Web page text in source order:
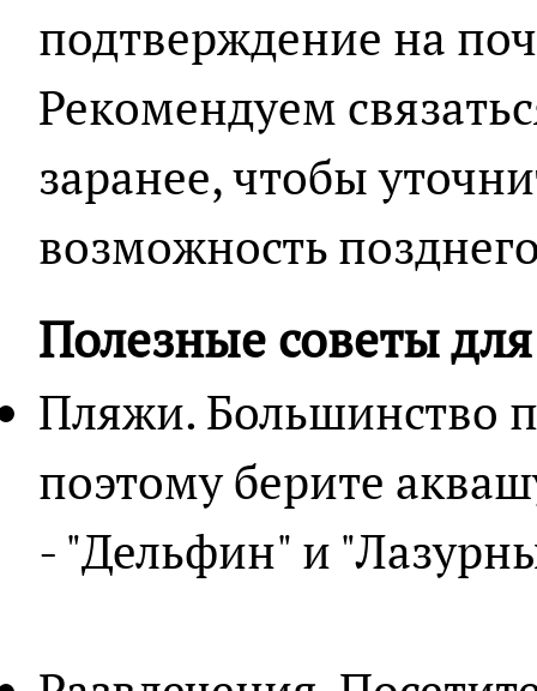
подтверждение на
Рекомендуем
заранее, чтобы
возможность
Полезные советы
Пляжи. Большинство
поэтому берите
- "Дельфин" и